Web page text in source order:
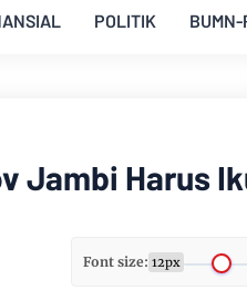
POLITIK
Jambi Harus
Font size: 12px